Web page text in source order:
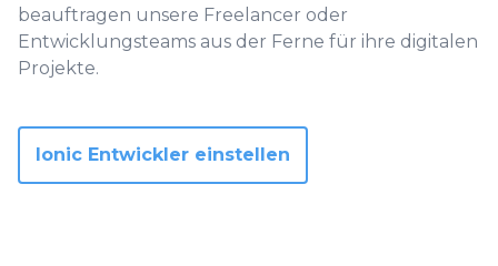
beauftragen unsere Freelancer oder
Entwicklungsteams aus der Ferne für ihre digitalen
Projekte.
Ionic Entwickler einstellen